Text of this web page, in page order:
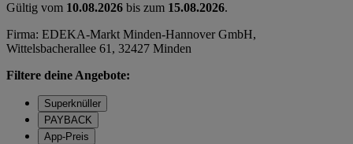
Gültig vom 10.08.2026 bis zum 15.08.2026.
Firma: EDEKA-Markt Minden-Hannover GmbH,
Wittelsbacherallee 61, 32427 Minden
Filtere deine Angebote:
Superknüller
PAYBACK
App-Preis